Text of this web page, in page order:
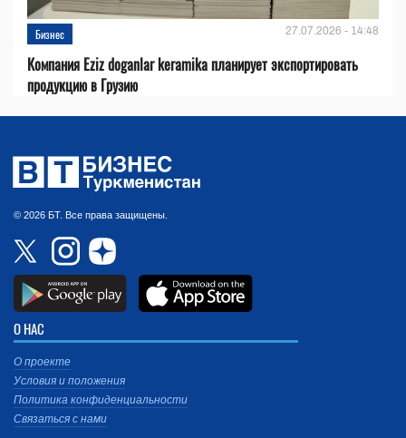
Бизнес 27.07.2026 - 14:48
Компания Eziz doganlar keramika планирует экспортировать
продукцию в Грузию
© 2026 БТ. Все права защищены.
О НАС
О проекте
Условия и положения
Политика конфиденциальности
Связаться с нами